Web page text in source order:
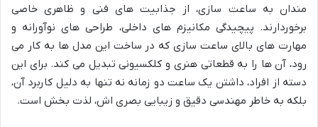
مندان به ساعت سازی، از جذابیت های فنی و ظاهری خاصی
برخوردارند. پیچیدگی مکانیزم های داخلی، طراحی های نوآورانه و
مهارت های بالای ساعت سازی که در ساخت این مدل ها به کار می
رود، آن ها را به قطعاتی هنری و کلکسیونی تبدیل می کند. برای این
دسته از افراد، داشتن یک ساعت دو زمانه نه تنها به دلیل کاربرد آن،
بلکه به خاطر مهندسی دقیق و زیبایی بصری اش، لذت بخش است.